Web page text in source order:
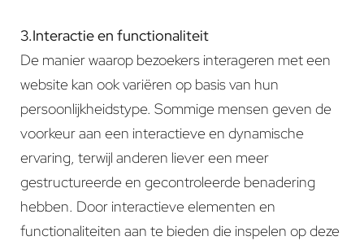
3.Interactie en functionaliteit
De manier waarop bezoekers interageren met een
website kan ook variëren op basis van hun
persoonlijkheidstype. Sommige mensen geven de
voorkeur aan een interactieve en dynamische
ervaring, terwijl anderen liever een meer
gestructureerde en gecontroleerde benadering
hebben. Door interactieve elementen en
functionaliteiten aan te bieden die inspelen op deze